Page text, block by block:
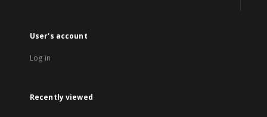
User's account
Log in
Recently viewed